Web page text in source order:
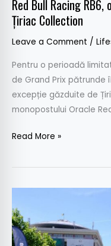
Red Bull Racing
Țiriac Collection
Leave a Comment /
Pentru o perioadă
de Grand Prix pătrunde
excepție găzduite de
monopostului Oracle
Read More »
doua
ediție
a